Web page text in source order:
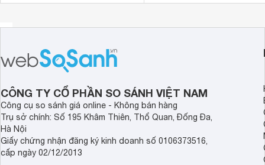
CÔNG TY CỔ PHẦN SO SÁNH VIỆT NAM
Công cụ so sánh giá online - Không bán hàng
Trụ sở chính: Số 195 Khâm Thiên, Thổ Quan, Đống Đa,
Hà Nội
Giấy chứng nhận đăng ký kinh doanh số 0106373516,
cấp ngày 02/12/2013